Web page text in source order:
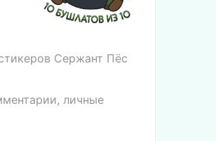
Сержант Пёс
личные